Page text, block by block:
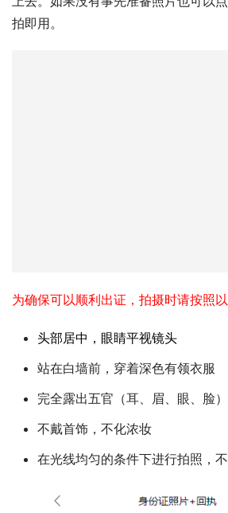
拍即用。
为确保可以顺利出证，拍摄时请按照以
头部居中，眼睛平视镜头
站在白墙前，穿着深色有领衣服
完全露出五官（耳、眉、眼、脸）
不戴首饰，不化浓妆
在光线均匀的条件下进行拍照，不